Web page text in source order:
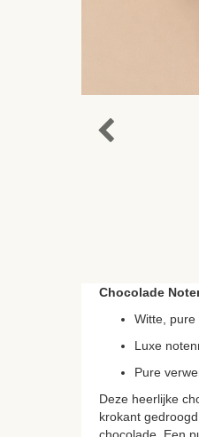
Chocolade
Witte, pure
Luxe
Pure
Deze heerlijke
krokant
chocolade. Een